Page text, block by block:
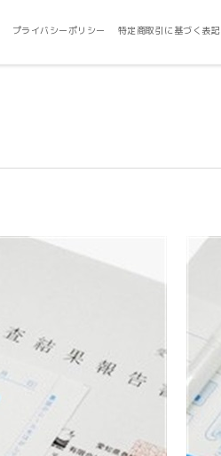
プライバシーポリシー 特定商取引に基づく表記